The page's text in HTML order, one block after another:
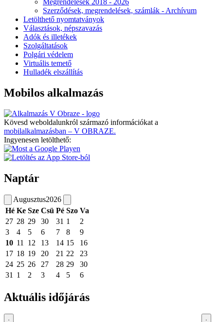
Megrendelések 2018 - 2026
Szerződések, megrendelések, számlák - Archívum
Letölthető nyomtatványok
Választások, népszavazás
Adók és illetékek
Szolgáltatások
Polgári védelem
Virtuális temető
Hulladék elszállítás
Mobilos alkalmazás
Kövesd weboldalunkról származó információkat a
mobilalkalmazásban – V OBRAZE.
Ingyenesen letölthető:
Naptár
Augusztus2026
Hé Ke Sze Csü Pé Szo Va
27 28 29 30 31 1
2
3
4 5 6 7 8
9
10 11 12 13 14 15
16
17 18 19 20 21 22
23
24 25 26 27 28 29
30
31
1 2 3 4 5 6
Aktuális időjárás